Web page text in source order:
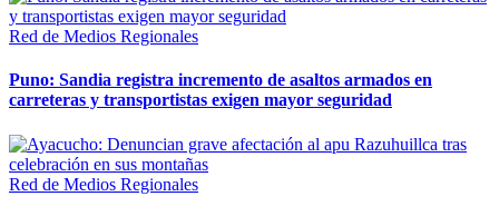
Red de Medios Regionales
Puno: Sandia registra incremento de asaltos armados en
carreteras y transportistas exigen mayor seguridad
Red de Medios Regionales